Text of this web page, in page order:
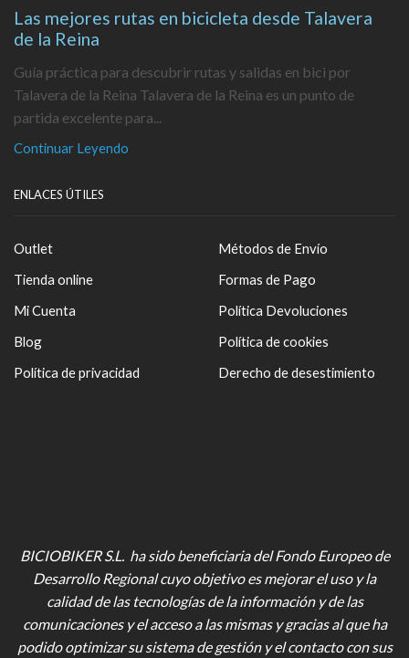
Las mejores rutas en bicicleta desde Talavera
de la Reina
Guía práctica para descubrir rutas y salidas en bici por
Talavera de la Reina Talavera de la Reina es un punto de
partida excelente para...
Continuar Leyendo
ENLACES ÚTILES
Outlet
Tienda online
Mi Cuenta
Blog
Política de privacidad
Métodos de Envío
Formas de Pago
Política Devoluciones
Política de cookies
Derecho de desestimiento
BICIOBIKER S.L. ha sido beneficiaria del Fondo Europeo de
Desarrollo Regional cuyo objetivo es mejorar el uso y la
calidad de las tecnologías de la información y de las
comunicaciones y el acceso a las mismas y gracias al que ha
podido optimizar su sistema de gestión y el contacto con sus